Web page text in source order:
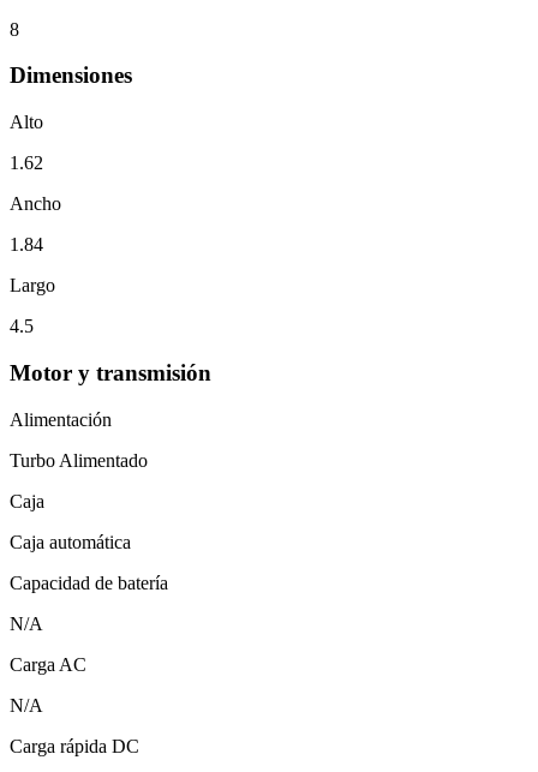
8
Dimensiones
Alto
1.62
Ancho
1.84
Largo
4.5
Motor y transmisión
Alimentación
Turbo Alimentado
Caja
Caja automática
Capacidad de batería
N/A
Carga AC
N/A
Carga rápida DC